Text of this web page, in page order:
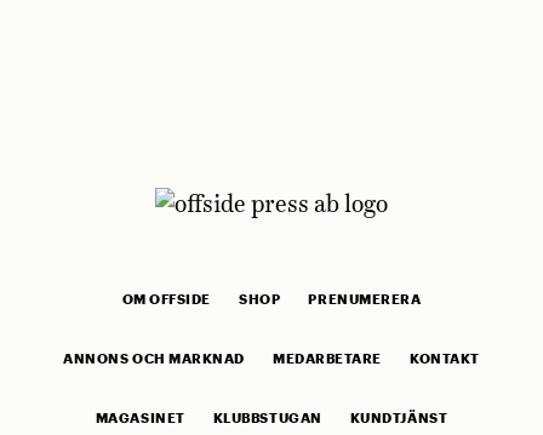
OM OFFSIDE SHOP PRENUMERERA
ANNONS OCH MARKNAD MEDARBETARE KONTAKT
MAGASINET KLUBBSTUGAN KUNDTJÄNST